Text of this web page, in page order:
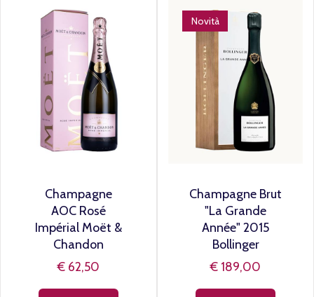
Champagne
AOC Rosé
Impérial Moët &
Chandon
€ 62,50
Novità
Champagne Brut
"La Grande
Année" 2015
Bollinger
€ 189,00